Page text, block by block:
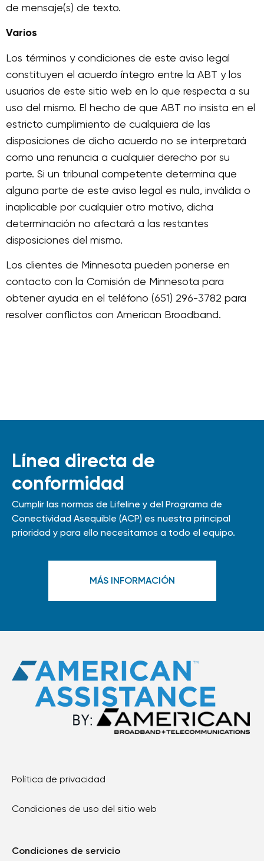
de mensaje(s) de texto.
Varios
Los términos y condiciones de este aviso legal
constituyen el acuerdo íntegro entre la ABT y los
usuarios de este sitio web en lo que respecta a su
uso del mismo. El hecho de que ABT no insista en el
estricto cumplimiento de cualquiera de las
disposiciones de dicho acuerdo no se interpretará
como una renuncia a cualquier derecho por su
parte. Si un tribunal competente determina que
alguna parte de este aviso legal es nula, inválida o
inaplicable por cualquier otro motivo, dicha
determinación no afectará a las restantes
disposiciones del mismo.
Los clientes de Minnesota pueden ponerse en
contacto con la Comisión de Minnesota para
obtener ayuda en el teléfono (651) 296-3782 para
resolver conflictos con American Broadband.
Línea directa de
conformidad
Cumplir las normas de Lifeline y del Programa de
Conectividad Asequible (ACP) es nuestra principal
prioridad y para ello necesitamos a todo el equipo.
MÁS INFORMACIÓN
Política de privacidad
Condiciones de uso del sitio web
Condiciones de servicio